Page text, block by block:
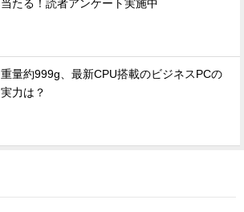
当たる！読者アンケート実施中
重量約999g、最新CPU搭載のビジネスPCの
実力は？